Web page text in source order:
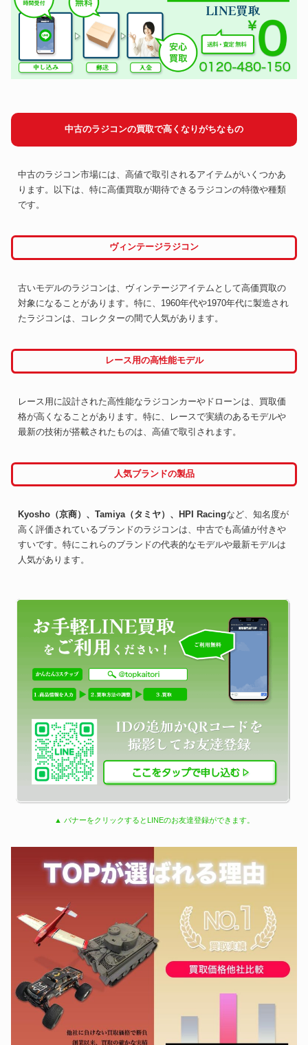
中古のラジコンの買取で高くなりがちなもの
中古のラジコン市場には、高値で取引されるアイテムがいくつかあ
ります。以下は、特に高価買取が期待できるラジコンの特徴や種類
です。
ヴィンテージラジコン
古いモデルのラジコンは、ヴィンテージアイテムとして高価買取の
対象になることがあります。特に、1960年代や1970年代に製造され
たラジコンは、コレクターの間で人気があります。
レース用の高性能モデル
レース用に設計された高性能なラジコンカーやドローンは、買取価
格が高くなることがあります。特に、レースで実績のあるモデルや
最新の技術が搭載されたものは、高値で取引されます。
人気ブランドの製品
Kyosho（京商）、Tamiya（タミヤ）、HPI Racingなど、知名度が
高く評価されているブランドのラジコンは、中古でも高値が付きや
すいです。特にこれらのブランドの代表的なモデルや最新モデルは
人気があります。
▲ バナーをクリックするとLINEのお友達登録ができます。